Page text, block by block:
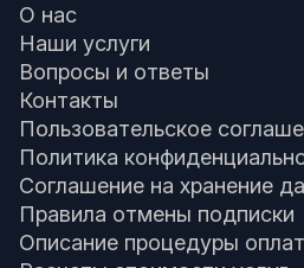
О нас
Наши услуги
Вопросы и ответы
Контакты
Пользовательское
Политика
Соглашение на хранение
Правила отмены подписки
Описание процедуры